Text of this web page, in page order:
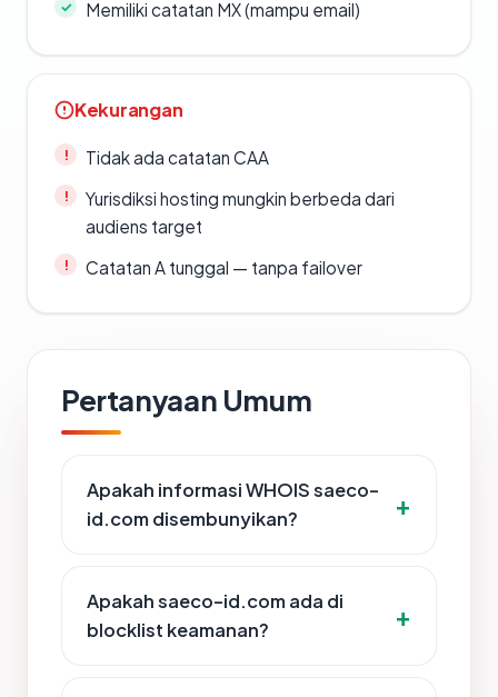
Memiliki catatan MX (mampu email)
Kekurangan
Tidak ada catatan CAA
Yurisdiksi hosting mungkin berbeda dari
audiens target
Catatan A tunggal — tanpa failover
Pertanyaan Umum
Apakah informasi WHOIS saeco-
id.com disembunyikan?
Apakah saeco-id.com ada di
blocklist keamanan?